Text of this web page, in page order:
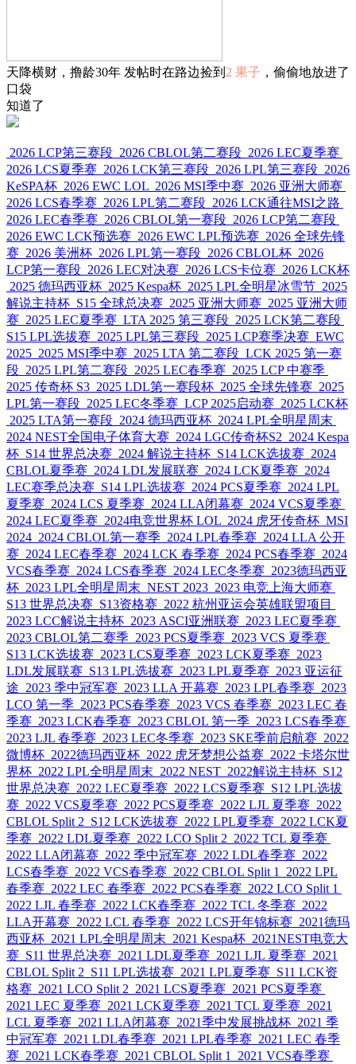
天降横财，撸龄30年 发帖时在路边捡到 2 果子 ，偷偷地放进了
口袋
知道了
2026 LCP第三赛段 2026 CBLOL第二赛段 2026 LEC夏季赛
2026 LCS夏季赛 2026 LCK第三赛段 2026 LPL第三赛段 2026
KeSPA杯 2026 EWC LOL 2026 MSI季中赛 2026 亚洲大师赛
2026 LCS春季赛 2026 LPL第二赛段 2026 LCK通往MSI之路
2026 LEC春季赛 2026 CBLOL第一赛段 2026 LCP第二赛段
2026 EWC LCK预选赛 2026 EWC LPL预选赛 2026 全球先锋
赛 2026 美洲杯 2026 LPL第一赛段 2026 CBLOL杯 2026
LCP第一赛段 2026 LEC对决赛 2026 LCS卡位赛 2026 LCK杯
2025 德玛西亚杯 2025 Kespa杯 2025 LPL全明星冰雪节 2025
解说主持杯 S15 全球总决赛 2025 亚洲大师赛 2025 亚洲大师
赛 2025 LEC夏季赛 LTA 2025 第三赛段 2025 LCK第二赛段
S15 LPL选拔赛 2025 LPL第三赛段 2025 LCP赛季决赛 EWC
2025 2025 MSI季中赛 2025 LTA 第二赛段 LCK 2025 第一赛
段 2025 LPL第二赛段 2025 LEC春季赛 2025 LCP 中赛季
2025 传奇杯 S3 2025 LDL第一赛段杯 2025 全球先锋赛 2025
LPL第一赛段 2025 LEC冬季赛 LCP 2025启动赛 2025 LCK杯
2025 LTA第一赛段 2024 德玛西亚杯 2024 LPL全明星周末
2024 NEST全国电子体育大赛 2024 LGC传奇杯S2 2024 Kespa
杯 S14 世界总决赛 2024 解说主持杯 S14 LCK选拔赛 2024
CBLOL夏季赛 2024 LDL发展联赛 2024 LCK夏季赛 2024
LEC赛季总决赛 S14 LPL选拔赛 2024 PCS夏季赛 2024 LPL
夏季赛 2024 LCS 夏季赛 2024 LLA闭幕赛 2024 VCS夏季赛
2024 LEC夏季赛 2024电竞世界杯 LOL 2024 虎牙传奇杯 MSI
2024 2024 CBLOL第一赛季 2024 LPL春季赛 2024 LLA 公开
赛 2024 LEC春季赛 2024 LCK 春季赛 2024 PCS春季赛 2024
VCS春季赛 2024 LCS春季赛 2024 LEC冬季赛 2023德玛西亚
杯 2023 LPL全明星周末 NEST 2023 2023 电竞上海大师赛
S13 世界总决赛 S13资格赛 2022 杭州亚运会英雄联盟项目
2023 LCC解说主持杯 2023 ASCI亚洲联赛 2023 LEC夏季赛
2023 CBLOL第二赛季 2023 PCS夏季赛 2023 VCS 夏季赛
S13 LCK选拔赛 2023 LCS夏季赛 2023 LCK夏季赛 2023
LDL发展联赛 S13 LPL选拔赛 2023 LPL夏季赛 2023 亚运征
途 2023 季中冠军赛 2023 LLA 开幕赛 2023 LPL春季赛 2023
LCO 第一季 2023 PCS春季赛 2023 VCS 春季赛 2023 LEC 春
季赛 2023 LCK春季赛 2023 CBLOL 第一季 2023 LCS春季赛
2023 LJL 春季赛 2023 LEC冬季赛 2023 SKE季前启航赛 2022
微博杯 2022德玛西亚杯 2022 虎牙梦想公益赛 2022 卡塔尔世
界杯 2022 LPL全明星周末 2022 NEST 2022解说主持杯 S12
世界总决赛 2022 LEC夏季赛 2022 LCS夏季赛 S12 LPL选拔
赛 2022 VCS夏季赛 2022 PCS夏季赛 2022 LJL 夏季赛 2022
CBLOL Split 2 S12 LCK选拔赛 2022 LPL夏季赛 2022 LCK夏
季赛 2022 LDL夏季赛 2022 LCO Split 2 2022 TCL 夏季赛
2022 LLA闭幕赛 2022 季中冠军赛 2022 LDL春季赛 2022
LCS春季赛 2022 VCS春季赛 2022 CBLOL Split 1
2022 LPL
春季赛 2022 LEC 春季赛 2022 PCS春季赛 2022 LCO Split 1
2022 LJL 春季赛 2022 LCK春季赛 2022 TCL 冬季赛 2022
LLA开幕赛 2022 LCL 春季赛 2022 LCS开年锦标赛 2021德玛
西亚杯 2021 LPL全明星周末 2021 Kespa杯 2021NEST电竞大
赛 S11 世界总决赛 2021 LDL夏季赛 2021 LJL 夏季赛 2021
CBLOL Split 2 S11 LPL选拔赛 2021 LPL夏季赛 S11 LCK资
格赛 2021 LCO Split 2 2021 LCS夏季赛 2021 PCS夏季赛
2021 LEC 夏季赛 2021 LCK夏季赛 2021 TCL 夏季赛 2021
LCL 夏季赛 2021 LLA闭幕赛 2021季中发展挑战杯 2021 季
中冠军赛 2021 LDL春季赛 2021 LPL春季赛 2021 LEC 春季
赛 2021 LCK春季赛 2021 CBLOL Split 1
2021 VCS春季赛